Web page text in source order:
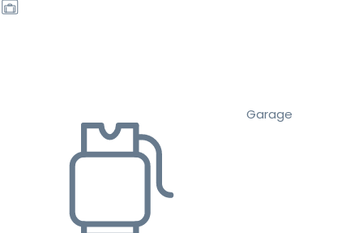
Garage